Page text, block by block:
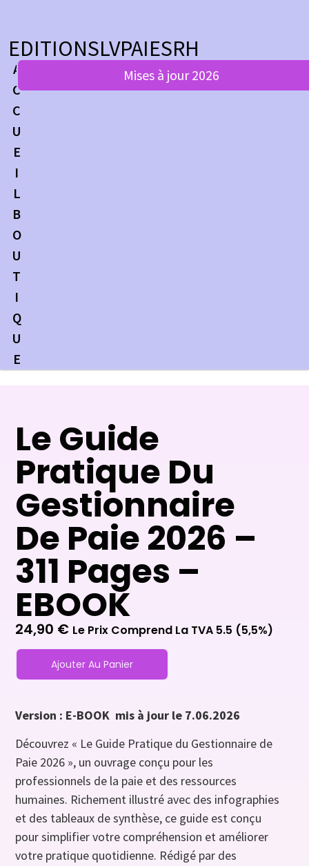
EDITIONSLVPAIESRH
A
C
C
U
E
I
L
B
O
U
T
I
Q
U
E
Mises à jour 2026
Le Guide
Pratique Du
Gestionnaire
De Paie 2026 –
311 Pages –
EBOOK
24,90 € Le Prix Comprend La TVA 5.5 (5,5%)
Ajouter Au Panier
Version : E-BOOK mis à jour le 7.06.2026
Découvrez « Le Guide Pratique du Gestionnaire de
Paie 2026 », un ouvrage conçu pour les
professionnels de la paie et des ressources
humaines. Richement illustré avec des infographies
et des tableaux de synthèse, ce guide est conçu
pour simplifier votre compréhension et améliorer
votre pratique quotidienne. Rédigé par des